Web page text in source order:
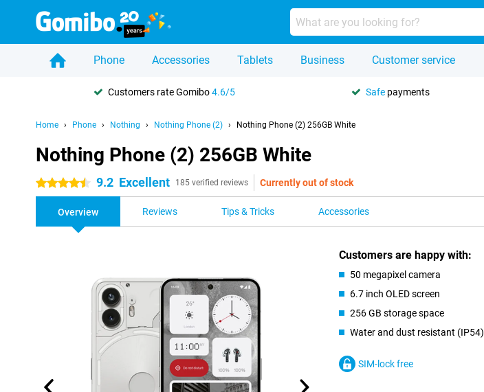
Phone Accessories Tablets Business Customer service
Customers rate Gomibo4.6/5 Safe payments
Home Phone Nothing Nothing Phone (2) Nothing Phone (2) 256GB White
Nothing Phone (2) 256GB White
4.5 stars 9.2 Excellent 185 verified reviews Currently out of stock
Overview Reviews Tips & Tricks Accessories
Customers are happy with:
50 megapixel camera
6.7 inch OLED screen
256 GB storage space
Water and dust resistant (IP54)
SIM-lock free